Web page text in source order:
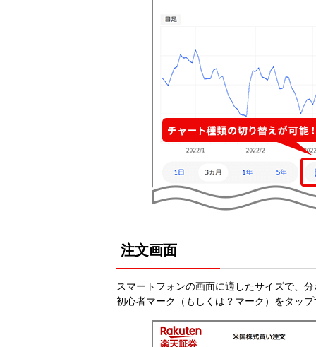
注文画面
スマートフォンの画面に適したサイズで、
初心者マーク（もしくは？マーク）をタッ